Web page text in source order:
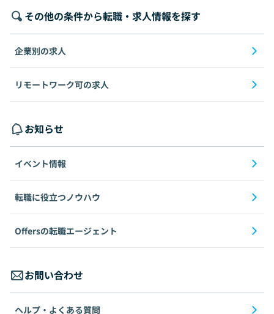
その他の条件から転職・求人情報を探す
企業別の求人
リモートワーク可の求人
お知らせ
イベント情報
転職に役立つノウハウ
Offersの転職エージェント
お問い合わせ
ヘルプ・よくある質問